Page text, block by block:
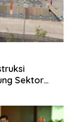
Sektor